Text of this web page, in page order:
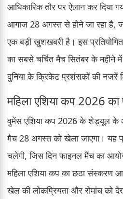
आधिकारिक तौर पर ऐलान कर दिया
आगाज 28 अगस्त से होने जा रहा है,
एक बड़ी खुशखबरी है। इस
का सबसे चर्चित मैच सितंबर के महीने
दुनिया के क्रिकेट प्रशंसकों की नजरें
महिला एशिया कप 2026 का
वुमेंस एशिया कप 2026 के शेड्यूल के
मैच 28 अगस्त को खेला जाएगा। यह
चलेगी, जिस दिन फाइनल मैच का
महिला एशिया कप का छठा संस्करण
खेल की लोकप्रियता और रोमांच को